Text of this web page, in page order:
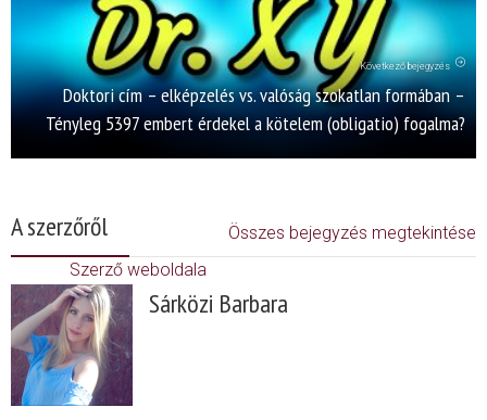
Következő bejegyzés
Doktori cím – elképzelés vs. valóság szokatlan formában –
Tényleg 5397 embert érdekel a kötelem (obligatio) fogalma?
A szerzőről
Összes bejegyzés megtekintése
Szerző weboldala
Sárközi Barbara